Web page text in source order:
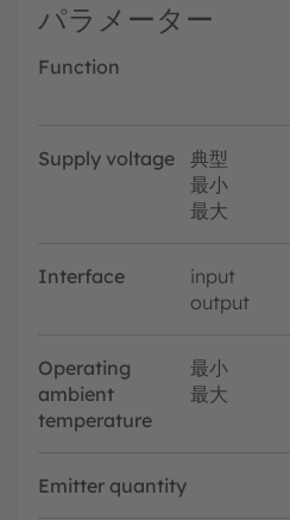
パラメーター
Function
Supply voltage 典型
最小
最大
Interface input
output
Operating
ambient
temperature
最小
最大
Emitter quantity